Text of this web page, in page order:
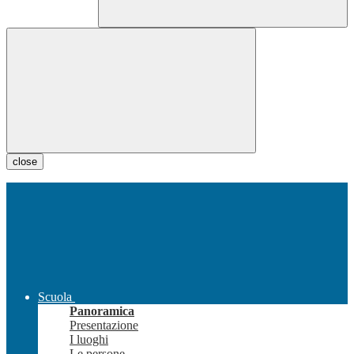
close
Scuola
Panoramica
Presentazione
I luoghi